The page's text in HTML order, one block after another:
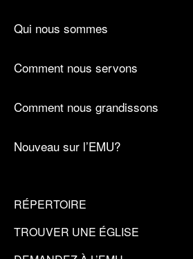
Qui nous sommes
Comment nous servons
Comment nous grandissons
Nouveau sur l’EMU?
RÉPERTOIRE
TROUVER UNE ÉGLISE